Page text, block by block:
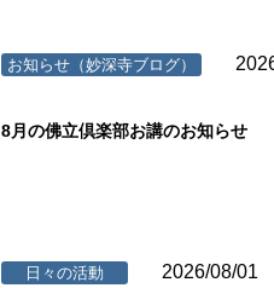
お知らせ（妙深寺ブログ）
8月の佛立倶楽部お講のお知らせ
日々の活動 2026/08/01